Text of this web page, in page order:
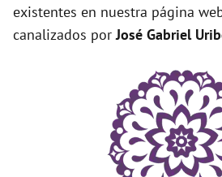
existentes en nuestra página
canalizados porJosé Gabriel